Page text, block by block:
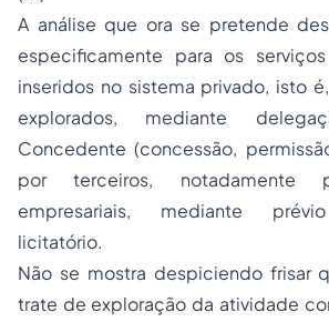
A análise que ora se pretende
especificamente para os
inseridos no sistema privado, isto
explorados, mediante
Concedente (concessão,
por terceiros, notadamente
empresariais, mediante
licitatório.
Não se mostra despiciendo frisar
trate de exploração da atividade